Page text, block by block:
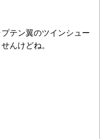
テン翼のツインシュー
んけどね。